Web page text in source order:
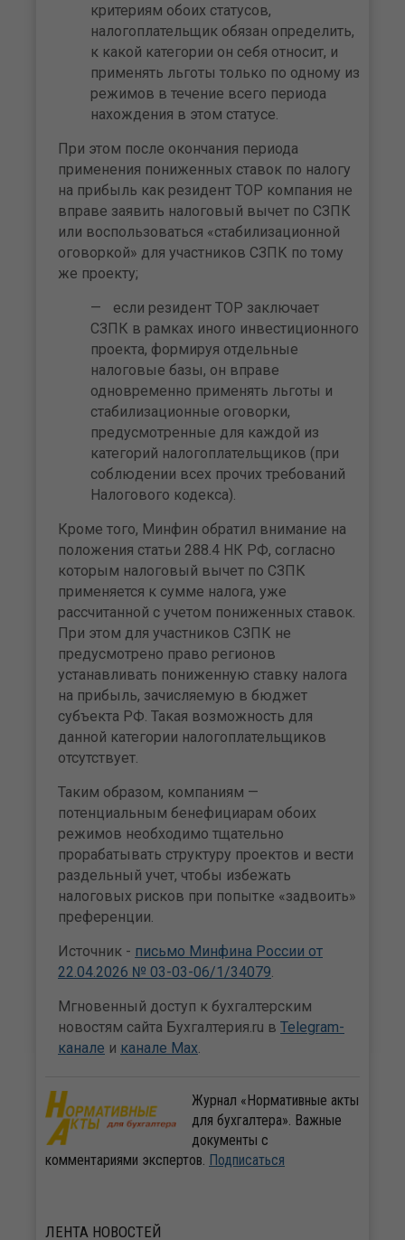
критериям обоих статусов,
налогоплательщик обязан определить,
к какой категории он себя относит, и
применять льготы только по одному из
режимов в течение всего периода
нахождения в этом статусе.
При этом после окончания периода
применения пониженных ставок по налогу
на прибыль как резидент ТОР компания не
вправе заявить налоговый вычет по СЗПК
или воспользоваться «стабилизационной
оговоркой» для участников СЗПК по тому
же проекту;
если резидент ТОР заключает
СЗПК в рамках иного инвестиционного
проекта, формируя отдельные
налоговые базы, он вправе
одновременно применять льготы и
стабилизационные оговорки,
предусмотренные для каждой из
категорий налогоплательщиков (при
соблюдении всех прочих требований
Налогового кодекса).
Кроме того, Минфин обратил внимание на
положения статьи 288.4 НК РФ, согласно
которым налоговый вычет по СЗПК
применяется к сумме налога, уже
рассчитанной с учетом пониженных ставок.
При этом для участников СЗПК не
предусмотрено право регионов
устанавливать пониженную ставку налога
на прибыль, зачисляемую в бюджет
субъекта РФ. Такая возможность для
данной категории налогоплательщиков
отсутствует.
Таким образом, компаниям —
потенциальным бенефициарам обоих
режимов необходимо тщательно
прорабатывать структуру проектов и вести
раздельный учет, чтобы избежать
налоговых рисков при попытке «задвоить»
преференции.
Источник - письмо Минфина России от
22.04.2026 № 03-03-06/1/34079.
Мгновенный доступ к бухгалтерским
новостям сайта Бухгалтерия.ru в Telegram-
канале и канале Max.
Журнал «Нормативные акты
для бухгалтера». Важные
документы с
комментариями экспертов. Подписаться
ЛЕНТА НОВОСТЕЙ